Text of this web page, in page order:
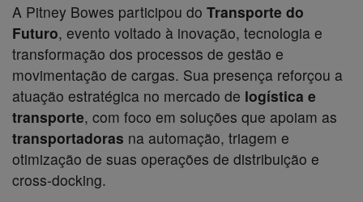
A Pitney Bowes participou do Transporte do
Futuro, evento voltado à inovação, tecnologia e
transformação dos processos de gestão e
movimentação de cargas. Sua presença reforçou a
atuação estratégica no mercado de logística e
transporte, com foco em soluções que apoiam as
transportadoras na automação, triagem e
otimização de suas operações de distribuição e
cross-docking.